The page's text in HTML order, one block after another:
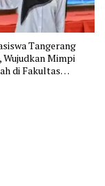
Tangerang
Wujudkan Mimpi
di Fakultas